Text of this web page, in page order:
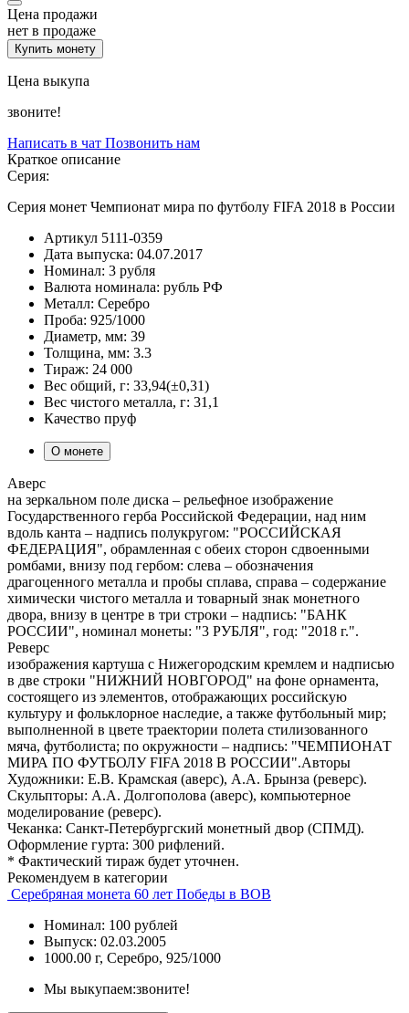
Цена продажи
нет в продаже
Купить монету
Цена выкупа
звоните!
Написать в чат Позвонить нам
Краткое описание
Серия:
Серия монет Чемпионат мира по футболу FIFA 2018 в России
Артикул 5111-0359
Дата выпуска: 04.07.2017
Номинал: 3 рубля
Валюта номинала: рубль РФ
Металл: Серебро
Проба: 925/1000
Диаметр, мм: 39
Толщина, мм: 3.3
Тираж: 24 000
Вес общий, г: 33,94(±0,31)
Вес чистого металла, г: 31,1
Качество пруф
О монете
Аверс
на зеркальном поле диска – рельефное изображение
Государственного герба Российской Федерации, над ним
вдоль канта – надпись полукругом: "РОССИЙСКАЯ
ФЕДЕРАЦИЯ", обрамленная с обеих сторон сдвоенными
ромбами, внизу под гербом: слева – обозначения
драгоценного металла и пробы сплава, справа – содержание
химически чистого металла и товарный знак монетного
двора, внизу в центре в три строки – надпись: "БАНК
РОССИИ", номинал монеты: "3 РУБЛЯ", год: "2018 г.".
Реверс
изображения картуша с Нижегородским кремлем и надписью
в две строки "НИЖНИЙ НОВГОРОД" на фоне орнамента,
состоящего из элементов, отображающих российскую
культуру и фольклорное наследие, а также футбольный мир;
выполненной в цвете траектории полета стилизованного
мяча, футболиста; по окружности – надпись: "ЧЕМПИОНАТ
МИРА ПО ФУТБОЛУ FIFA 2018 В РОССИИ".Авторы
Художники: Е.В. Крамская (аверс), А.А. Брынза (реверс).
Скульпторы: А.А. Долгополова (аверс), компьютерное
моделирование (реверс).
Чеканка: Санкт-Петербургский монетный двор (СПМД).
Оформление гурта: 300 рифлений.
* Фактический тираж будет уточнен.
Рекомендуем в категории
Серебряная монета 60 лет Победы в ВОВ
Номинал: 100 рублей
Выпуск: 02.03.2005
1000.00 г, Серебро, 925/1000
Мы выкупаем:звоните!